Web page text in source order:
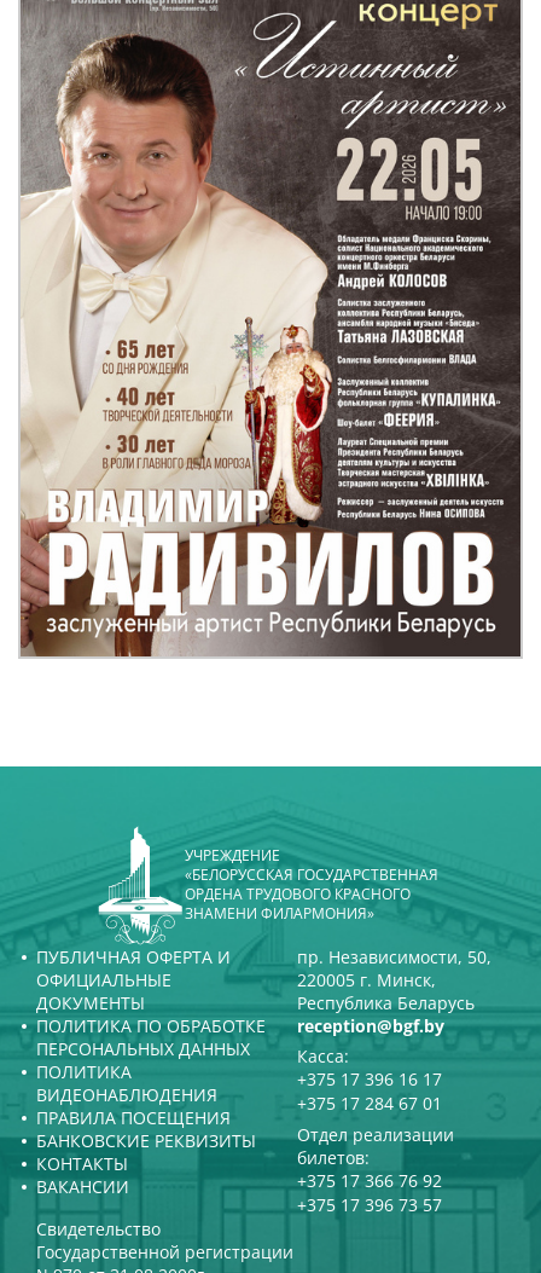
УЧРЕЖДЕНИЕ
«БЕЛОРУССКАЯ ГОСУДАРСТВЕННАЯ
ОРДЕНА ТРУДОВОГО КРАСНОГО
ЗНАМЕНИ ФИЛАРМОНИЯ»
ПУБЛИЧНАЯ ОФЕРТА И
ОФИЦИАЛЬНЫЕ
ДОКУМЕНТЫ
ПОЛИТИКА ПО ОБРАБОТКЕ
ПЕРСОНАЛЬНЫХ ДАННЫХ
ПОЛИТИКА
ВИДЕОНАБЛЮДЕНИЯ
ПРАВИЛА ПОСЕЩЕНИЯ
БАНКОВСКИЕ РЕКВИЗИТЫ
КОНТАКТЫ
ВАКАНСИИ
пр. Независимости, 50,
220005 г. Минск,
Республика Беларусь
reception@bgf.by
Касса:
+375 17 396 16 17
+375 17 284 67 01
Отдел реализации
билетов:
+375 17 366 76 92
+375 17 396 73 57
Свидетельство
Государственной регистрации